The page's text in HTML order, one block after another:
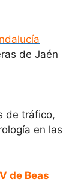
de Jaén
de tráfico,
en las
de Beas